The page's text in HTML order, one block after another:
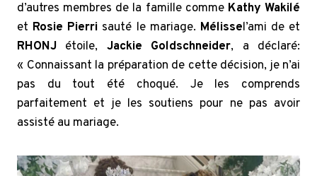
d’autres membres de la famille comme Kathy Wakilé
et Rosie Pierri sauté le mariage. Mélissel’ami de et
RHONJ étoile, Jackie Goldschneider, a déclaré:
« Connaissant la préparation de cette décision, je n’ai
pas du tout été choqué. Je les comprends
parfaitement et je les soutiens pour ne pas avoir
assisté au mariage.